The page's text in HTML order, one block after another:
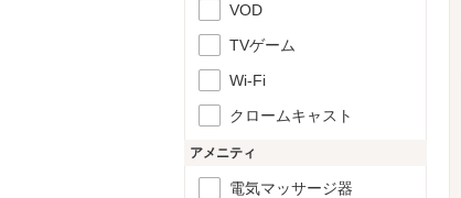
VOD
TVゲーム
Wi-Fi
クロームキャスト
アメニティ
電気マッサージ器